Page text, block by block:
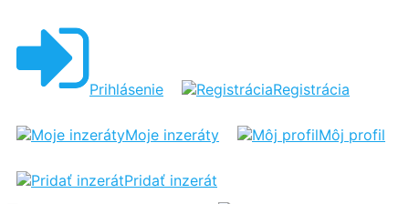
Prihlásenie Registrácia
Moje inzeráty Môj profil
Pridať inzerát